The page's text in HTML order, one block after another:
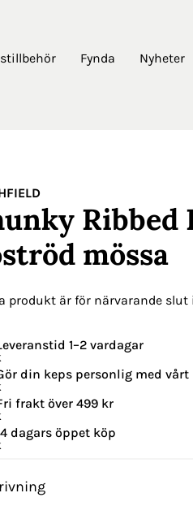
Fynda Nyheter
Ribbed
mössa
produkt är för närvarande
1–2 vardagar
din keps personlig med
frakt över 499 kr
dagars öppet köp